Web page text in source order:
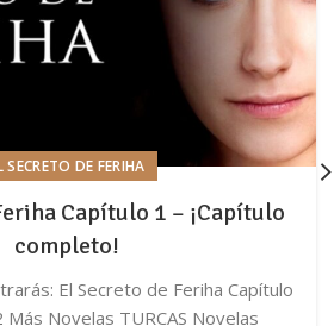
SECRETO DE FERIHA
Capítulo 1 – ¡Capítulo
completo!
El Secreto de Feriha Capítulo
Novelas TURCAS Novelas